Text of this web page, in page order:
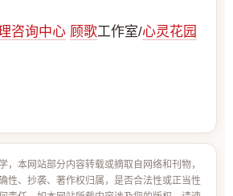
咨询中心 顾歌工作室/心灵花园
，本网站部分内容转载或摘取自网络和刊物，
性、抄袭、著作权归属，是否合法性或正当性